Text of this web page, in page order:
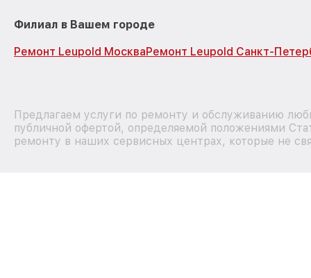
Филиал в Вашем городе
Ремонт Leupold МоскваРемонт Leupold Санкт-
Предлагаем услуги по ремонту и обслуживанию
публичной офертой, определяемой положениями
ремонту в наших сервисных центрах, которые не